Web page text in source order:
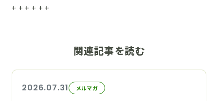
+ + + + + +
関連記事を読む
2026.07.31 メルマガ